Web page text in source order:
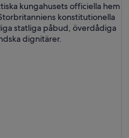
kungahusets officiella hem
konstitutionella
statliga påbud, överdådiga
dignitärer.